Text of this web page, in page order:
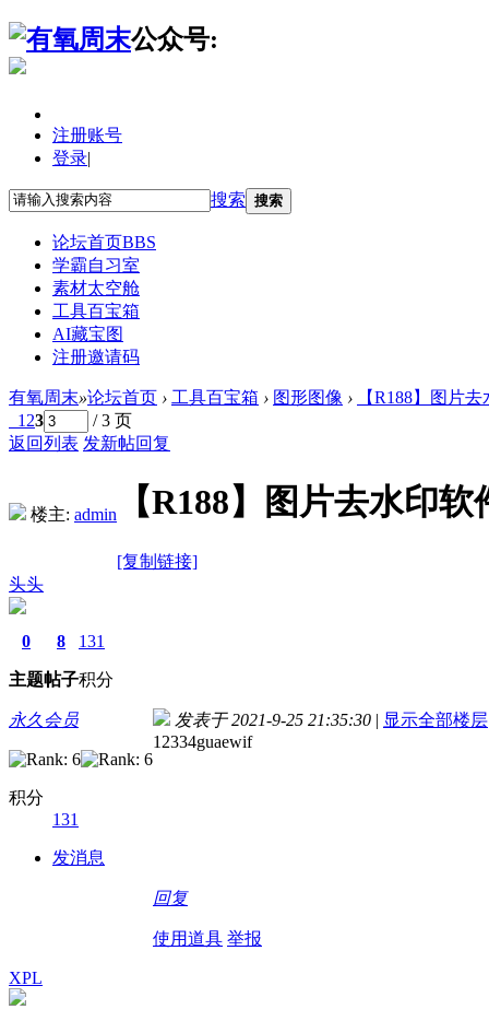
公众号:
注册账号
登录|
搜索 搜索
论坛首页BBS
学霸自习室
素材太空舱
工具百宝箱
AI藏宝图
注册邀请码
有氧周末»论坛首页 › 工具百宝箱 › 图形图像 ›
【R188】图片
1 23
/ 3 页
返回列表 发新帖回复
楼主: admin 【R188】图片去水印
[复制链接]
头头
0
主题
8
帖子
131
积分
永久会员
积分
131
发消息
发表于 2021-9-25 21:35:30 | 显示全部楼层
12334guaewif
回复
使用道具 举报
XPL